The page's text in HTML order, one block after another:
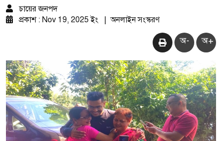
চায়ের জনপদ
প্রকাশ : Nov 19, 2025 ইং
অনলাইন সংস্করণ
অ- অ+